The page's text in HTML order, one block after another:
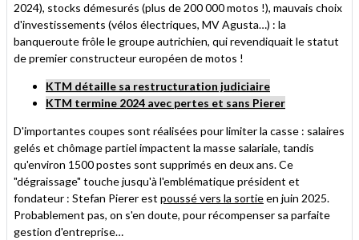
2024), stocks démesurés (plus de 200 000 motos !), mauvais choix
d'investissements (vélos électriques, MV Agusta…) : la
banqueroute frôle le groupe autrichien, qui revendiquait le statut
de premier constructeur européen de motos !
KTM détaille sa restructuration judiciaire
KTM termine 2024 avec pertes et sans Pierer
D'importantes coupes sont réalisées pour limiter la casse : salaires
gelés et chômage partiel impactent la masse salariale, tandis
qu'environ 1500 postes sont supprimés en deux ans. Ce
"dégraissage" touche jusqu'à l'emblématique président et
fondateur : Stefan Pierer est poussé vers la sortieen juin 2025.
Probablement pas, on s'en doute, pour récompenser sa parfaite
gestion d'entreprise…